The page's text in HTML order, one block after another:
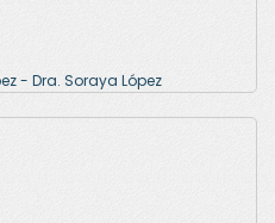
- Dra. Soraya López